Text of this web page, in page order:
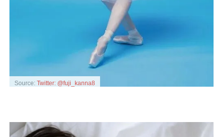
Source: Twitter: @fuji_kanna8